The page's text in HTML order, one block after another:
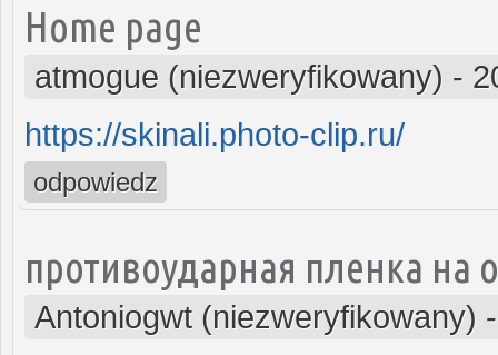
Home page
atmogue (niezweryfikowany) -
https://skinali.photo-clip.ru/
odpowiedz
противоударная пленка на
Antoniogwt (niezweryfikowany)